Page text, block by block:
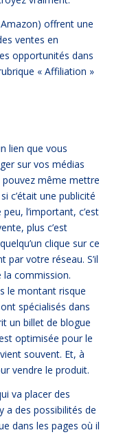
offrent une
ventes en
opportunités dans
« Affiliation »
lien que vous
sur vos médias
pouvez même mettre
c’était une publicité
l’important, c’est
plus c’est
clique sur ce
par votre réseau. S’il
commission.
le montant risque
spécialisés dans
un billet de blogue
optimisée pour le
souvent. Et, à
vendre le produit.
va placer des
a des possibilités de
dans les pages où il